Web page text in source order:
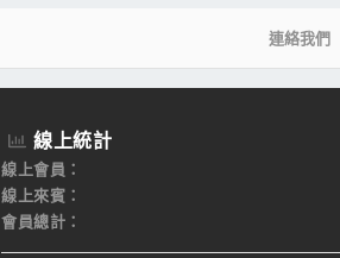
連絡我們
線上統計
線上會員
線上來賓
會員總計